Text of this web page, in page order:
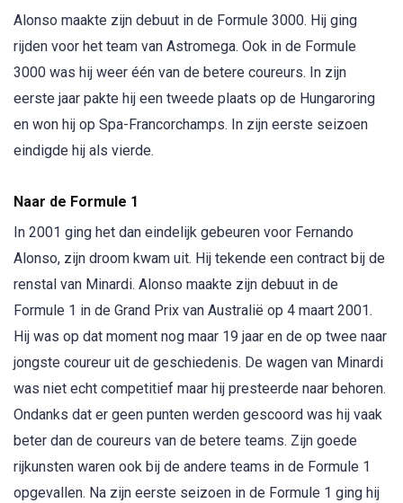
Alonso maakte zijn debuut in de Formule 3000. Hij ging
rijden voor het team van Astromega. Ook in de Formule
3000 was hij weer één van de betere coureurs. In zijn
eerste jaar pakte hij een tweede plaats op de Hungaroring
en won hij op Spa-Francorchamps. In zijn eerste seizoen
eindigde hij als vierde.
Naar de Formule 1
In 2001 ging het dan eindelijk gebeuren voor Fernando
Alonso, zijn droom kwam uit. Hij tekende een contract bij de
renstal van Minardi. Alonso maakte zijn debuut in de
Formule 1 in de Grand Prix van Australië op 4 maart 2001.
Hij was op dat moment nog maar 19 jaar en de op twee naar
jongste coureur uit de geschiedenis. De wagen van Minardi
was niet echt competitief maar hij presteerde naar behoren.
Ondanks dat er geen punten werden gescoord was hij vaak
beter dan de coureurs van de betere teams. Zijn goede
rijkunsten waren ook bij de andere teams in de Formule 1
opgevallen. Na zijn eerste seizoen in de Formule 1 ging hij